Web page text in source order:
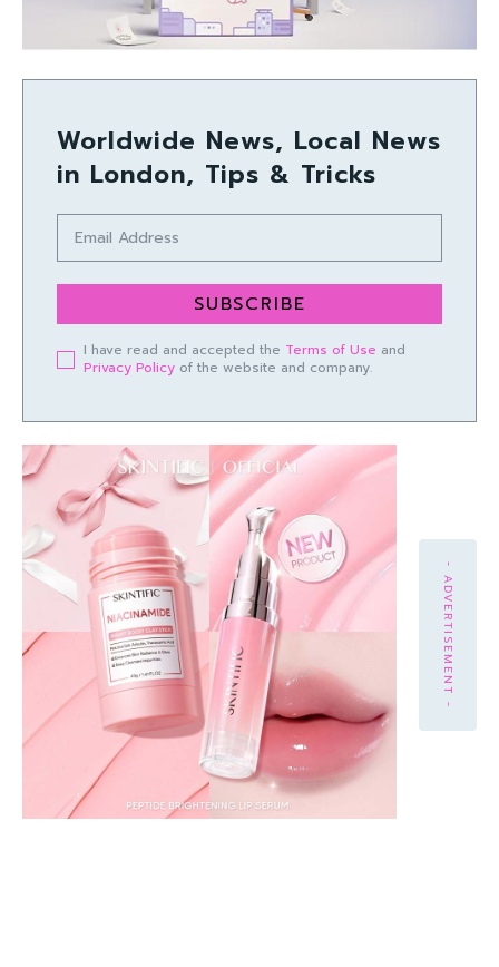
Worldwide News, Local News
in London, Tips & Tricks
SUBSCRIBE
I have read and accepted the Terms of Use and
Privacy Policy of the website and company.
- ADVERTISEMENT -